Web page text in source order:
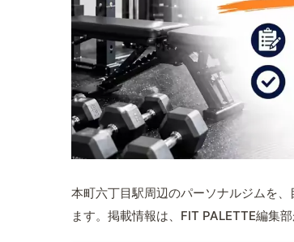
本町六丁目駅周辺のパーソナルジムを
ます。掲載情報は、FIT PALETTE編集